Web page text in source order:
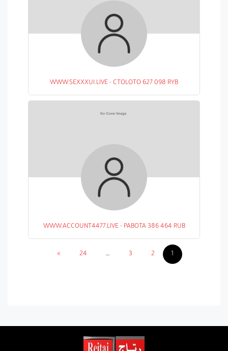
WWW.SEXXXUI.LIVE - CTOLOTO 627 098 RYB
WWW.ACCOUNT4477.LIVE - PABOTA 386 464 RUB
1
2
3
…
24
»